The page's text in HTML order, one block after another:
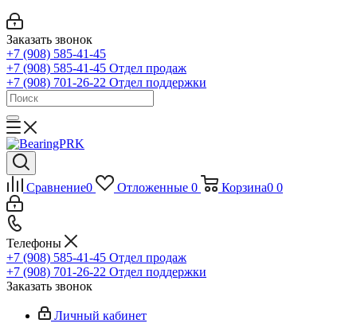
Заказать звонок
+7 (908) 585-41-45
+7 (908) 585-41-45 Отдел продаж
+7 (908) 701-26-22 Отдел поддержки
Сравнение0 Отложенные 0 Корзина0 0
Телефоны
+7 (908) 585-41-45 Отдел продаж
+7 (908) 701-26-22 Отдел поддержки
Заказать звонок
Личный кабинет